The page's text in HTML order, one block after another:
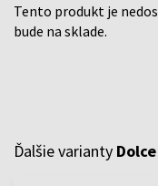
Tento produkt je
bude na sklade.
Ďalšie varianty